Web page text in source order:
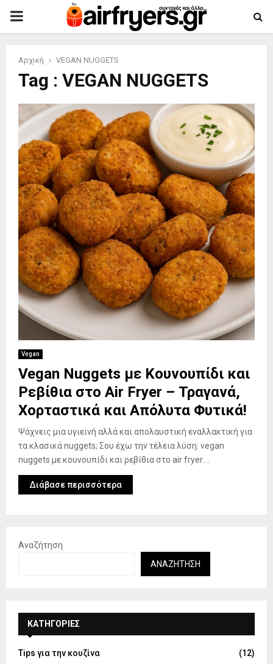
PRIMARY
Αρχική VEGAN NUGGETS
Tag : VEGAN NUGGETS
Vegan
Vegan Nuggets με Κουνουπίδι και
Ρεβίθια στο Air Fryer – Τραγανά,
Χορταστικά και Απόλυτα Φυτικά!
Ψάχνεις μια υγιεινή αλλά και απολαυστική εναλλακτική για
τα κλασικά nuggets; Σου έχω την τέλεια λύση: vegan
nuggets με κουνουπίδι και ρεβίθια στο air fryer....
Διάβασε περισσότερα
Αναζήτηση
ΑΝΑΖΉΤΗΣΗ
KΑΤΗΓΟΡΊΕΣ
Tips για την κουζίνα
(12)